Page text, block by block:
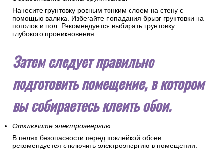
Нанесите грунтовку ровным тонким слоем на стену с
помощью валика. Избегайте попадания брызг грунтовки на
потолок и пол. Рекомендуется выбирать грунтовку
глубокого проникновения.
Затем следует правильно
подготовить помещение, в котором
вы собираетесь клеить обои.
Отключите электроэнергию.
В целях безопасности перед поклейкой обоев
рекомендуется отключить электроэнергию в помещении.